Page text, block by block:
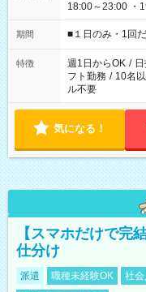
18:00～23:00 ・
etc ★最短で3時間で5,120円のお仕事から 15時間で2万円近く稼
げるお仕事も！ ご希望のお時間に合わせてご紹介！ ※シフトは
ください！
期間 ■１日のみ・1回
特徴 週1日からOK /
フト勤務 / 10名
ル不要
気になる！
【スマホだけで完
仕分け
派遣 職種未経験OK 社